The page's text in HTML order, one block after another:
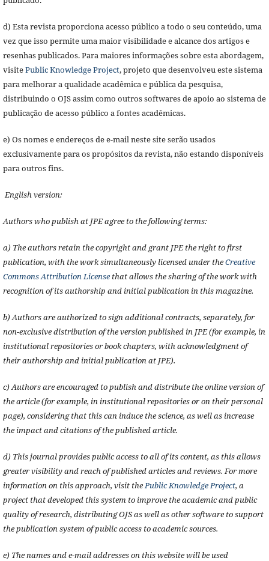
d) Esta revista proporciona acesso público a todo o seu conteúdo, uma
vez que isso permite uma maior visibilidade e alcance dos artigos e
resenhas publicados. Para maiores informações sobre esta abordagem,
visitePublic Knowledge Project, projeto que desenvolveu este sistema
para melhorar a qualidade acadêmica e pública da pesquisa,
distribuindo o OJS assim como outros softwares de apoio ao sistema de
publicação de acesso público a fontes acadêmicas.
e) Os nomes e endereços de e-mail neste site serão usados
exclusivamente para os propósitos da revista, não estando disponíveis
para outros fins.
English version:
Authors who publish at JPE agree to the following terms:
a) The authors retain the copyright and grant JPE the right to first
publication, with the work simultaneously licensed under theCreative
Commons Attribution Licensethat allows the sharing of the work with
recognition of its authorship and initial publication in this magazine.
b) Authors are authorized to sign additional contracts, separately, for
non-exclusive distribution of the version published in JPE (for example, in
institutional repositories or book chapters, with acknowledgment of
their authorship and initial publication at JPE).
c) Authors are encouraged to publish and distribute the online version of
the article (for example, in institutional repositories or on their personal
page), considering that this can induce the science, as well as increase
the impact and citations of the published article.
d) This journal provides public access to all of its content, as this allows
greater visibility and reach of published articles and reviews. For more
information on this approach, visit thePublic Knowledge Project, a
project that developed this system to improve the academic and public
quality of research, distributing OJS as well as other software to support
the publication system of public access to academic sources.
e) The names and e-mail addresses on this website will be used